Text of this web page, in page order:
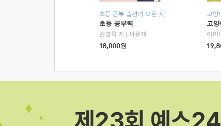
초등 공부 습관의 모든 것
초등 공부력
손병목 저
서유재
18,000원
고양
고
이미